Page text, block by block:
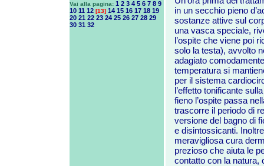
Vai alla pagina: 1 2 3 4 5 6 7 8 9
10 11 12 [13] 14 15 16 17 18 19
20 21 22 23 24 25 26 27 28 29
30 31 32
in un secchio pieno
sostanze attive sul
una vasca speciale,
l’ospite che viene poi
solo la testa), avvolto
adagiato
temperatura si
per il sistema
l’effetto tonificante
fieno l’ospite passa
trascorre il periodo di
versione del bagno di
e disintossicanti.
meravigliosa cura
prezioso che aiuta le
contatto con la natura,